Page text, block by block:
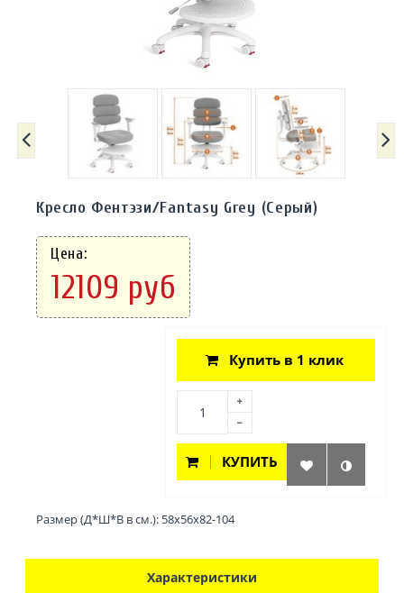
Кресло Фентэзи/Fantasy Grey (Cерый)
Цена:
12109 руб
Купить в 1 клик
КУПИТЬ
Размер (Д*Ш*В в см.): 58х56х82-104
Характеристики